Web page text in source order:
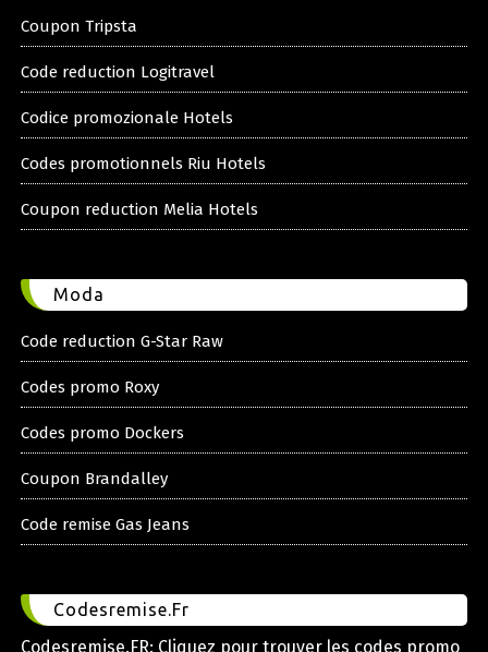
Coupon Tripsta
Code reduction Logitravel
Codice promozionale Hotels
Codes promotionnels Riu Hotels
Coupon reduction Melia Hotels
Moda
Code reduction G-Star Raw
Codes promo Roxy
Codes promo Dockers
Coupon Brandalley
Code remise Gas Jeans
Codesremise.Fr
Codesremise.FR: Cliquez pour trouver les codes promo